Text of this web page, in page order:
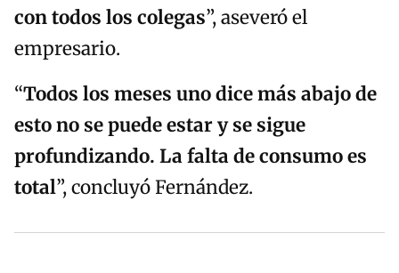
con todos los colegas”, aseveró el
empresario.
“Todos los meses uno dice más abajo de
esto no se puede estar y se sigue
profundizando. La falta de consumo es
total”, concluyó Fernández.